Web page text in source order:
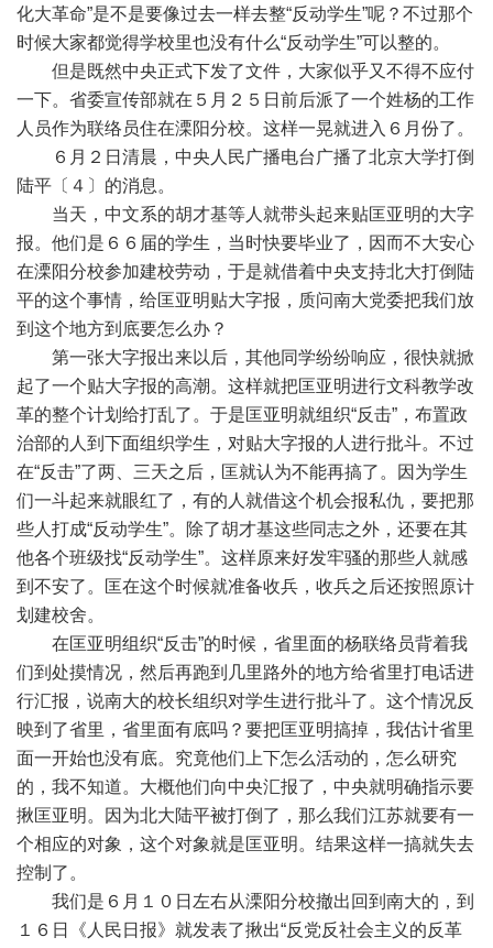
化大革命”是不是要像过去一样去整“反动学生”呢？不过那个
时候大家都觉得学校里也没有什么“反动学生”可以整的。
但是既然中央正式下发了文件，大家似乎又不得不应付
一下。省委宣传部就在５月２５日前后派了一个姓杨的工作
人员作为联络员住在溧阳分校。这样一晃就进入６月份了。
６月２日清晨，中央人民广播电台广播了北京大学打倒
陆平〔４〕的消息。
当天，中文系的胡才基等人就带头起来贴匡亚明的大字
报。他们是６６届的学生，当时快要毕业了，因而不大安心
在溧阳分校参加建校劳动，于是就借着中央支持北大打倒陆
平的这个事情，给匡亚明贴大字报，质问南大党委把我们放
到这个地方到底要怎么办？
第一张大字报出来以后，其他同学纷纷响应，很快就掀
起了一个贴大字报的高潮。这样就把匡亚明进行文科教学改
革的整个计划给打乱了。于是匡亚明就组织“反击”，布置政
治部的人到下面组织学生，对贴大字报的人进行批斗。不过
在“反击”了两、三天之后，匡就认为不能再搞了。因为学生
们一斗起来就眼红了，有的人就借这个机会报私仇，要把那
些人打成“反动学生”。除了胡才基这些同志之外，还要在其
他各个班级找“反动学生”。这样原来好发牢骚的那些人就感
到不安了。匡在这个时候就准备收兵，收兵之后还按照原计
划建校舍。
在匡亚明组织“反击”的时候，省里面的杨联络员背着我
们到处摸情况，然后再跑到几里路外的地方给省里打电话进
行汇报，说南大的校长组织对学生进行批斗了。这个情况反
映到了省里，省里面有底吗？要把匡亚明搞掉，我估计省里
面一开始也没有底。究竟他们上下怎么活动的，怎么研究
的，我不知道。大概他们向中央汇报了，中央就明确指示要
揪匡亚明。因为北大陆平被打倒了，那么我们江苏就要有一
个相应的对象，这个对象就是匡亚明。结果这样一搞就失去
控制了。
我们是６月１０日左右从溧阳分校撤出回到南大的，到
１６日《人民日报》就发表了揪出“反党反社会主义的反革